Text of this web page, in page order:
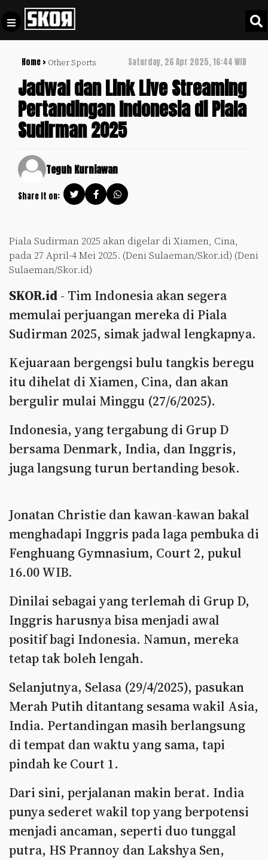
Home > Other Sports Saturday, 26 Apr 2025, 16:44 WIB
Jadwal dan Link Live Streaming
Pertandingan Indonesia di Piala
Sudirman 2025
Teguh Kurniawan
Share it on:
Piala Sudirman 2025 akan digelar di Xiamen, Cina,
pada 27 April-4 Mei 2025. (Deni Sulaeman/Skor.id) (Deni
Sulaeman/Skor.id)
SKOR.id - Tim Indonesia akan segera
memulai perjuangan mereka di Piala
Sudirman 2025, simak jadwal lengkapnya.
Kejuaraan bergengsi bulu tangkis beregu
itu dihelat di Xiamen, Cina, dan akan
bergulir mulai Minggu (27/6/2025).
Indonesia, yang tergabung di Grup D
bersama Denmark, India, dan Inggris,
juga langsung turun bertanding besok.
Jonatan Christie dan kawan-kawan bakal
menghadapi Inggris pada laga pembuka di
Fenghuang Gymnasium, Court 2, pukul
16.00 WIB.
Dinilai sebagai yang terlemah di Grup D,
Inggris harusnya bisa menjadi awal
positif bagi Indonesia. Namun, mereka
tetap tak boleh lengah.
Selanjutnya, Selasa (29/4/2025), pasukan
Merah Putih ditantang sesama wakil Asia,
India. Pertandingan masih berlangsung
di tempat dan waktu yang sama, tapi
pindah ke Court 1.
Dari sini, perjalanan makin berat. India
punya sederet wakil top yang berpotensi
menjadi ancaman, seperti duo tunggal
putra, HS Prannoy dan Lakshya Sen,
Football +
Culture +
Update
Indonesia
SPECIAL
Policy
Pedoman
Pemberitaan
Media
Disclaimer
Tentang